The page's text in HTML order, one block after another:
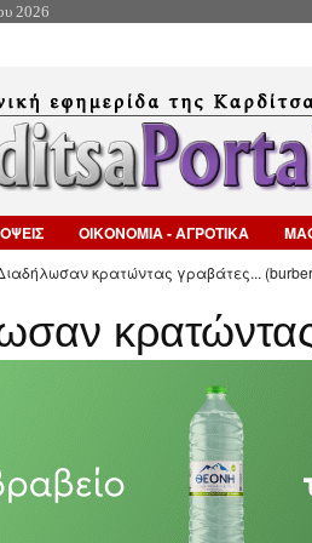
2026
ΟΙΚΟΝΟΜΙΑ - ΑΓΡΟΤΙΚΑ
κρατώντας γραβάτες...